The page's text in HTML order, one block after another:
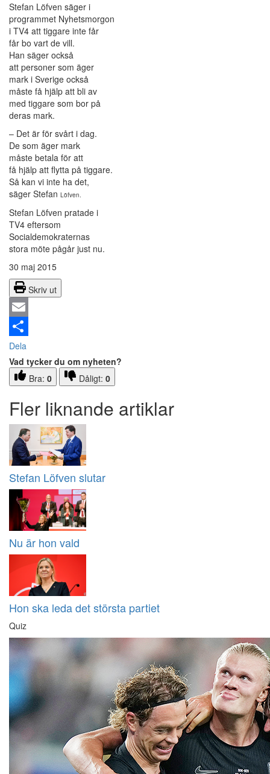
Stefan Löfven säger i
programmet Nyhetsmorgon
i TV4 att tiggare inte får
får bo vart de vill.
Han säger också
att personer som äger
mark i Sverige också
måste få hjälp att bli av
med tiggare som bor på
deras mark.
– Det är för svårt i dag.
De som äger mark
måste betala för att
få hjälp att flytta på tiggare.
Så kan vi inte ha det,
säger Stefan Löfven.
Stefan Löfven pratade i
TV4 eftersom
Socialdemokraternas
stora möte pågår just nu.
30 maj 2015
Skriv ut
Email
Dela
Vad tycker du om nyheten?
Bra: 0 Dåligt: 0
Fler liknande artiklar
Stefan Löfven slutar
Nu är hon vald
Hon ska leda det största partiet
Quiz